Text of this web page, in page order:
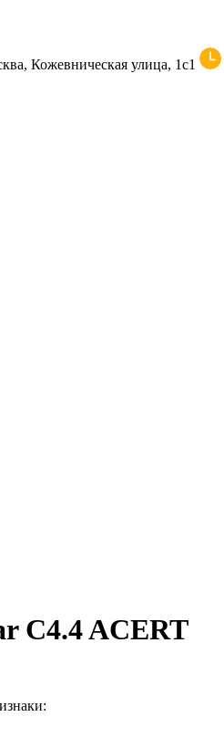
Кожевническая улица, 1с1
C4.4 ACERT